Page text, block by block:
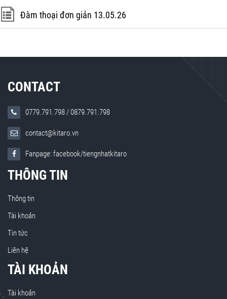
Đàm thoại đơn giản 13.05.26
CONTACT
0779.791.798/0879.791.798
contact@kitaro.vn
Fanpage: facebook/tiengnhatkitaro
THÔNG TIN
Thông tin
Tài khoản
Tin tức
Liên hệ
TÀI KHOẢN
Tài khoản